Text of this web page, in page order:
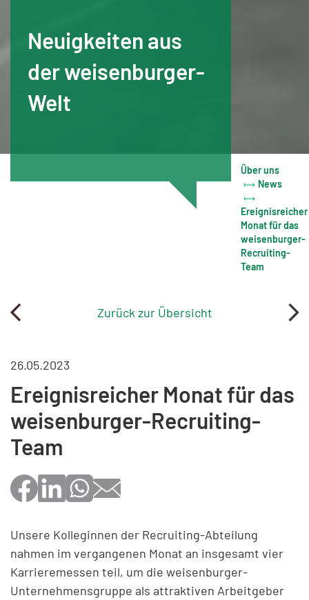
Neuigkeiten aus
der weisenburger-
Welt
Über uns
News
Ereignisreicher
Monat für das
weisenburger-
Recruiting-
Team
Zurück zur Übersicht
26.05.2023
Ereignisreicher Monat für das
weisenburger-Recruiting-
Team
Unsere Kolleginnen der Recruiting-Abteilung
nahmen im vergangenen Monat an insgesamt vier
Karrieremessen teil, um die weisenburger-
Unternehmensgruppe als attraktiven Arbeitgeber